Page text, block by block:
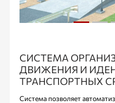
СИСТЕМА
ДВИЖЕНИЯ И
ТРАНСПОРТНЫХ
Система позволяет